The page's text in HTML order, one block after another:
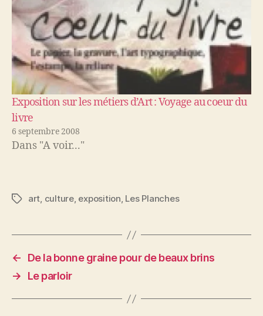
Exposition sur les métiers d’Art : Voyage au coeur du
livre
6 septembre 2008
Dans "A voir..."
Étiquettes
art, culture, exposition, Les Planches
←
De la bonne graine pour de beaux brins
→
Le parloir